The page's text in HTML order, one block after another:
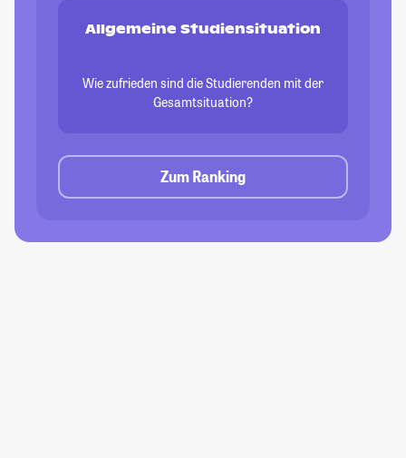
Allgemeine Studiensituation
Wie zufrieden sind die Studierenden mit der
Gesamtsituation?
Zum Ranking